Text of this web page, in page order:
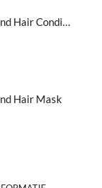
Hair Mask